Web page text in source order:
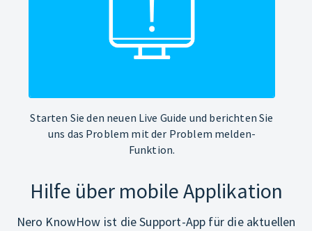
Starten Sie den neuen Live Guide und berichten Sie
uns das Problem mit der Problem melden-
Funktion.
Hilfe über mobile Applikation
Nero KnowHow ist die Support-App für die aktuellen